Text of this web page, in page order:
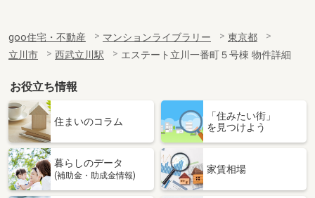
goo住宅・不動産 マンションライブラリー
東京都
立川市
西武立川駅 エステート立川一番町５号棟 物件詳細
お役立ち情報
住まいのコラム
「住みたい街」
を見つけよう
暮らしのデータ
(補助金・助成金情報)
家賃相場